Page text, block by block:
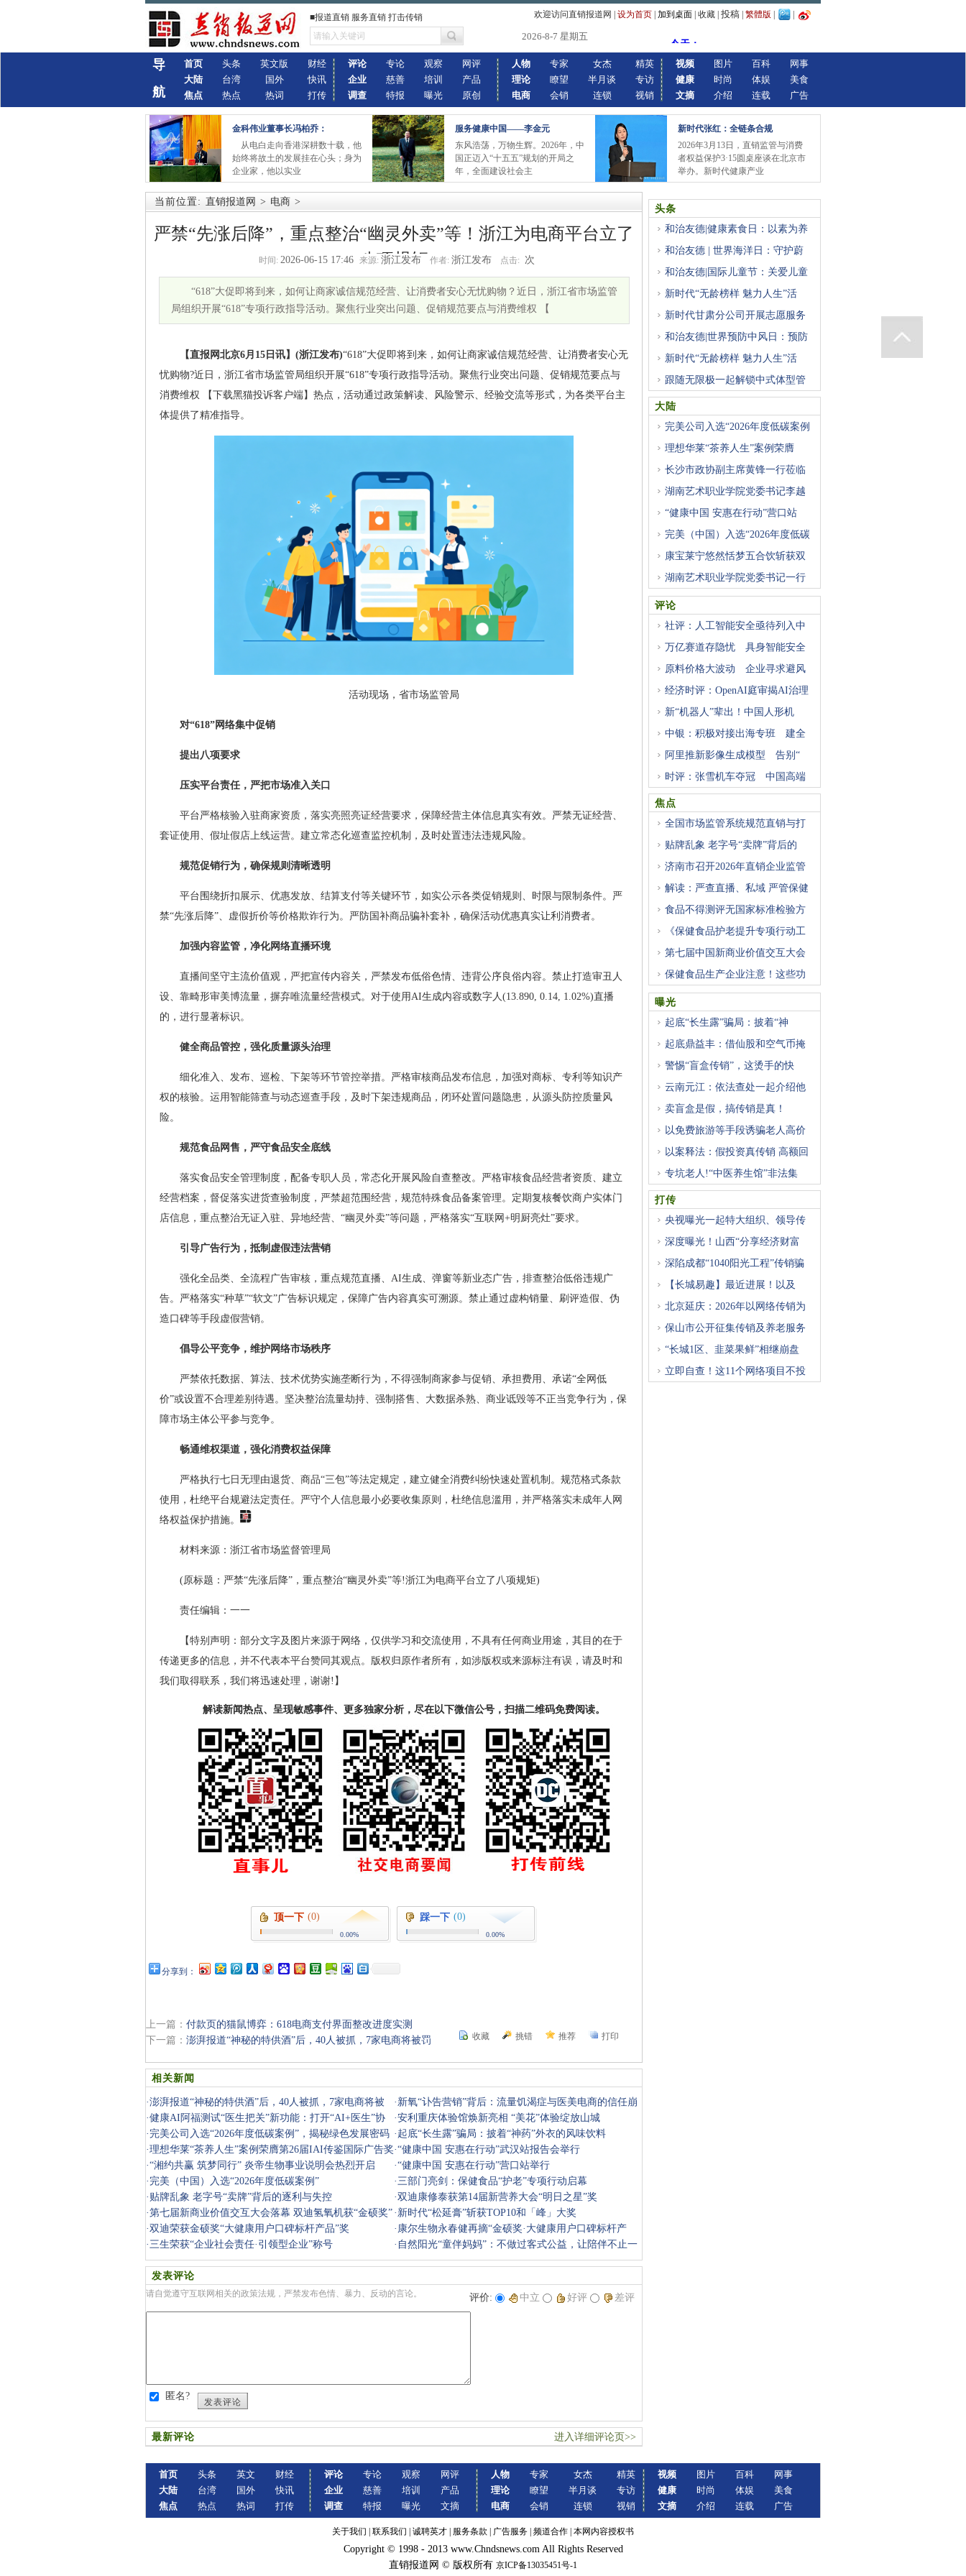
■报道直销 服务直销 打击传销 欢迎访问直销报道网 设为首页 加到桌面 收藏 投稿 繁體版
2026-8-7 星期五
导
航
首页
大陆
焦点
头条
台湾
热点
英文版
国外
热词
财经
快讯
打传
评论
企业
调查
专论
慈善
特报
观察
培训
曝光
网评
产品
原创
人物
理论
电商
专家
瞭望
会销
女杰
半月谈
连锁
精英
专访
视销
视频
健康
文摘
图片
时尚
介绍
百科
体娱
连载
网事
美食
广告
金科伟业董事长冯柏乔：
从电白走向香港深耕数十载，他
始终将故土的发展挂在心头；身为
企业家，他以实业
服务健康中国——李金元
东风浩荡，万物生辉。2026年，中
国正迈入“十五五”规划的开局之
年，全面建设社会主
新时代张红：全链条合规
2026年3月13日，直销监管与消费
者权益保护3·15圆桌座谈在北京市
举办。新时代健康产业
当前位置: 直销报道网 > 电商 >
严禁“先涨后降”，重点整治“幽灵外卖”等！浙江为电商平台立了
八项规矩
时间: 2026-06-15 17:46 来源: 浙江发布 作者: 浙江发布 点击: 次
“618”大促即将到来，如何让商家诚信规范经营、让消费者安心无忧购物？近日，浙江省市场监管
局组织开展“618”专项行政指导活动。聚焦行业突出问题、促销规范要点与消费维权 【
【直报网北京6月15日讯】(浙江发布)“618”大促即将到来，如何让商家诚信规范经营、让消费者安心无
忧购物?近日，浙江省市场监管局组织开展“618”专项行政指导活动。聚焦行业突出问题、促销规范要点与
消费维权 【下载黑猫投诉客户端】热点，活动通过政策解读、风险警示、经验交流等形式，为各类平台主
体提供了精准指导。
活动现场，省市场监管局
对“618”网络集中促销
提出八项要求
压实平台责任，严把市场准入关口
平台严格核验入驻商家资质，落实亮照亮证经营要求，保障经营主体信息真实有效。严禁无证经营、
套证使用、假址假店上线运营。建立常态化巡查监控机制，及时处置违法违规风险。
规范促销行为，确保规则清晰透明
平台围绕折扣展示、优惠发放、结算支付等关键环节，如实公示各类促销规则、时限与限制条件。严
禁“先涨后降”、虚假折价等价格欺诈行为。严防国补商品骗补套补，确保活动优惠真实让利消费者。
加强内容监管，净化网络直播环境
直播间坚守主流价值观，严把宣传内容关，严禁发布低俗色情、违背公序良俗内容。禁止打造审丑人
设、靠畸形审美博流量，摒弃唯流量经营模式。对于使用AI生成内容或数字人(13.890, 0.14, 1.02%)直播
的，进行显著标识。
健全商品管控，强化质量源头治理
细化准入、发布、巡检、下架等环节管控举措。严格审核商品发布信息，加强对商标、专利等知识产
权的核验。运用智能筛查与动态巡查手段，及时下架违规商品，闭环处置问题隐患，从源头防控质量风
险。
规范食品网售，严守食品安全底线
落实食品安全管理制度，配备专职人员，常态化开展风险自查整改。严格审核食品经营者资质、建立
经营档案，督促落实进货查验制度，严禁超范围经营，规范特殊食品备案管理。定期复核餐饮商户实体门
店信息，重点整治无证入驻、异地经营、“幽灵外卖”等问题，严格落实“互联网+明厨亮灶”要求。
引导广告行为，抵制虚假违法营销
强化全品类、全流程广告审核，重点规范直播、AI生成、弹窗等新业态广告，排查整治低俗违规广
告。严格落实“种草”“软文”广告标识规定，保障广告内容真实可溯源。禁止通过虚构销量、刷评造假、伪
造口碑等手段虚假营销。
倡导公平竞争，维护网络市场秩序
严禁依托数据、算法、技术优势实施垄断行为，不得强制商家参与促销、承担费用、承诺“全网低
价”或设置不合理差别待遇。坚决整治流量劫持、强制搭售、大数据杀熟、商业诋毁等不正当竞争行为，保
障市场主体公平参与竞争。
畅通维权渠道，强化消费权益保障
严格执行七日无理由退货、商品“三包”等法定规定，建立健全消费纠纷快速处置机制。规范格式条款
使用，杜绝平台规避法定责任。严守个人信息最小必要收集原则，杜绝信息滥用，并严格落实未成年人网
络权益保护措施。
材料来源：浙江省市场监督管理局
(原标题：严禁“先涨后降”，重点整治“幽灵外卖”等!浙江为电商平台立了八项规矩)
责任编辑：一一
【特别声明：部分文字及图片来源于网络，仅供学习和交流使用，不具有任何商业用途，其目的在于
传递更多的信息，并不代表本平台赞同其观点。版权归原作者所有，如涉版权或来源标注有误，请及时和
我们取得联系，我们将迅速处理，谢谢!】
解读新闻热点、呈现敏感事件、更多独家分析，尽在以下微信公号，扫描二维码免费阅读。
顶一下 (0)
0.00%
踩一下 (0)
0.00%
分享到：
上一篇： 付款页的猫鼠博弈：618电商支付界面整改进度实测
下一篇： 澎湃报道“神秘的特供酒”后，40人被抓，7家电商将被罚 收藏 挑错 推荐 打印
相关新闻
·澎湃报道“神秘的特供酒”后，40人被抓，7家电商将被
罚
· 新氧“讣告营销”背后：流量饥渴症与医美电商的信任崩
塌
·健康AI阿福测试“医生把关”新功能：打开“AI+医生”协
作想象
·安利重庆体验馆焕新亮相 “美花”体验绽放山城
· 完美公司入选“2026年度低碳案例”，揭秘绿色发展密码 · 起底“长生露”骗局：披着“神药”外衣的风味饮料
·理想华莱“茶养人生”案例荣膺第26届IAI传鉴国际广告奖
优秀奖
·“健康中国 安惠在行动”武汉站报告会举行
·“湘约共赢 筑梦同行” 炎帝生物事业说明会热烈开启 ·“健康中国 安惠在行动”营口站举行
· 完美（中国）入选“2026年度低碳案例” ·三部门亮剑：保健食品“护老”专项行动启幕
· 贴牌乱象 老字号“卖牌”背后的逐利与失控 ·双迪康修泰获第14届新营养大会“明日之星”奖
·第七届新商业价值交互大会落幕 双迪氢氧机获“金硕奖” · 新时代“松延膏”斩获TOP10和「峰」大奖
·双迪荣获金硕奖“大健康用户口碑标杆产品”奖 · 康尔生物永春健再摘“金硕奖·大健康用户口碑标杆产
品”殊荣
·三生荣获“企业社会责任·引领型企业”称号 · 自然阳光“童伴妈妈”：不做过客式公益，让陪伴不止一
季
发表评论
请自觉遵守互联网相关的政策法规，严禁发布色情、暴力、反动的言论。 评价: 中立 好评 差评
匿名?
发表评论
最新评论 进入详细评论页>>
头条
和治友德|健康素食日：以素为养
和治友德 | 世界海洋日：守护蔚
和治友德|国际儿童节：关爱儿童
新时代“无龄榜样 魅力人生”活
新时代甘肃分公司开展志愿服务
和治友德|世界预防中风日：预防
新时代“无龄榜样 魅力人生”活
跟随无限极一起解锁中式体型管
大陆
完美公司入选“2026年度低碳案例
理想华莱“茶养人生”案例荣膺
长沙市政协副主席黄锋一行莅临
湖南艺术职业学院党委书记李越
“健康中国 安惠在行动”营口站
完美（中国）入选“2026年度低碳
康宝莱宁悠然恬梦五合饮斩获双
湖南艺术职业学院党委书记一行
评论
社评：人工智能安全亟待列入中
万亿赛道存隐忧 具身智能安全
原料价格大波动 企业寻求避风
经济时评：OpenAI庭审揭AI治理
新“机器人”辈出！中国人形机
中银：积极对接出海专班 建全
阿里推新影像生成模型 告别“
时评：张雪机车夺冠 中国高端
焦点
全国市场监管系统规范直销与打
贴牌乱象 老字号“卖牌”背后的
济南市召开2026年直销企业监管
解读：严查直播、私域 严管保健
食品不得测评无国家标准检验方
《保健食品护老提升专项行动工
第七届中国新商业价值交互大会
保健食品生产企业注意！这些功
曝光
起底“长生露”骗局：披着“神
起底鼎益丰：借仙股和空气币掩
警惕“盲盒传销”，这烫手的快
云南元江：依法查处一起介绍他
卖盲盒是假，搞传销是真！
以免费旅游等手段诱骗老人高价
以案释法：假投资真传销 高额回
专坑老人!“中医养生馆”非法集
打传
央视曝光一起特大组织、领导传
深度曝光！山西“分享经济财富
深陷成都“1040阳光工程”传销骗
【长城易趣】最近进展！以及
北京延庆：2026年以网络传销为
保山市公开征集传销及养老服务
“长城1区、韭菜果鲜”相继崩盘
立即自查！这11个网络项目不投
首页
大陆
焦点
头条
台湾
热点
英文
国外
热词
财经
快讯
打传
评论
企业
调查
专论
慈善
特报
观察
培训
曝光
网评
产品
文摘
人物
理论
电商
专家
瞭望
会销
女杰
半月谈
连锁
精英
专访
视销
视频
健康
文摘
图片
时尚
介绍
百科
体娱
连载
网事
美食
广告
关于我们 联系我们 诚聘英才 服务条款 广告服务 频道合作 本网内容授权书
Copyright © 1998 - 2013 www.Chndsnews.com All Rights Reserved
直销报道网 © 版权所有 京ICP备13035451号-1